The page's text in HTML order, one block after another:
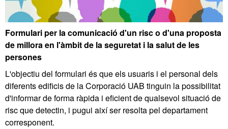
Formulari per la comunicació d'un risc o d'una proposta
de millora en l'àmbit de la seguretat i la salut de les
persones
L'objectiu del formulari és que els usuaris i el personal dels
diferents edificis de la Corporació UAB tinguin la possibilitat
d'informar de forma ràpida i eficient de qualsevol situació de
risc que detectin, i pugui així ser resolta pel departament
corresponent.